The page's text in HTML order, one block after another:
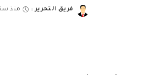
Posted
فريق التحرير منذ